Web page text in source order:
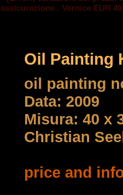
assicurazione.. Vernice EUR
Oil Painting
oil painting
Data: 2009
Misura: 40 x
Christian
price and